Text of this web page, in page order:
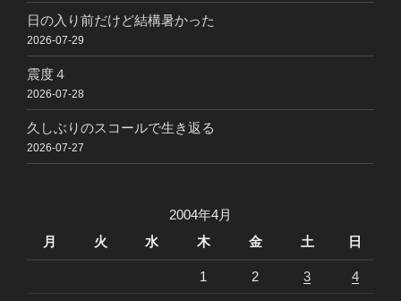
日の入り前だけど結構暑かった
2026-07-29
震度４
2026-07-28
久しぶりのスコールで生き返る
2026-07-27
2004年4月
月
火 水 木 金 土 日
1 2 3 4